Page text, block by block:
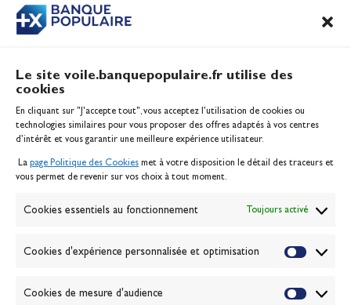
Le site voile.banquepopulaire.fr utilise des
cookies
En cliquant sur "J'accepte tout", vous acceptez l’utilisation de cookies ou
technologies similaires pour vous proposer des offres adaptés à vos centres
d’intérêt et vous garantir une meilleure expérience utilisateur.
La page Politique des Cookies met à votre disposition le détail des traceurs et
vous permet de revenir sur vos choix à tout moment.
Cookies essentiels au fonctionnement Toujours activé
Cookies d'expérience personnalisée et optimisation
Cookies de mesure d'audience
Inscription serveur média
Contact
Politique des cookies
Banque de la voile
Passion Voile TV